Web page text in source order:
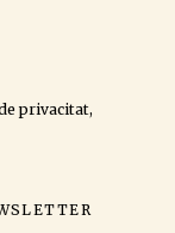
privacitat,